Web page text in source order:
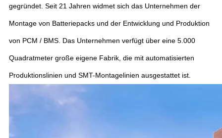
gegründet. Seit 21 Jahren widmet sich das Unternehmen der
Montage von Batteriepacks und der Entwicklung und Produktion
von PCM / BMS. Das Unternehmen verfügt über eine 5.000
Quadratmeter große eigene Fabrik, die mit automatisierten
Produktionslinien und SMT-Montagelinien ausgestattet ist.